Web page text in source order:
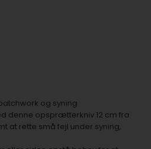
og syning
denne opsprætterkniv 12 cm fra
at rette små fejl under syning,